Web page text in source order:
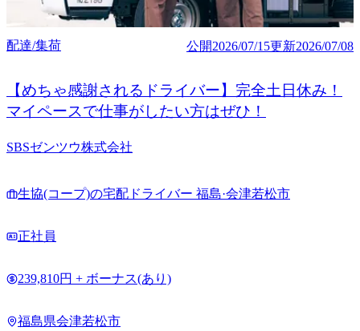
配達/集荷 公開2026/07/15更新2026/07/08
【めちゃ感謝されるドライバー】完全土日休み！
マイペースで仕事がしたい方はぜひ！
SBSゼンツウ株式会社
生協(コープ)の宅配ドライバー 福島·会津若松市
正社員
239,810円 + ボーナス(あり)
福島県会津若松市